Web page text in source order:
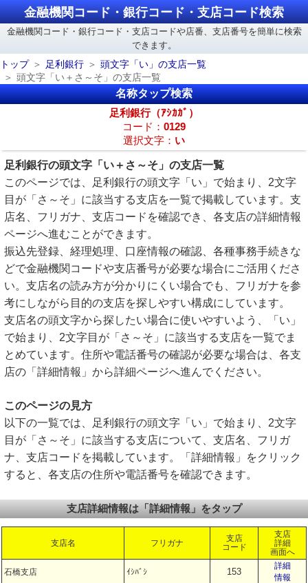
金融機関コード・銀行コード・支店コード検索
金融機関コード・銀行コード・支店コードや店番、支店番号を簡単に検索
できます。
トップ
足利銀行
頭文字「い」の支店一覧
頭文字「い＋さ～そ」の支店一覧
名称タップ検索
足利銀行（ｱｼｶｶﾞ）
コード： 0129
選択文字： い
足利銀行の頭文字「い＋さ～そ」の支店一覧
このページでは、足利銀行の頭文字「い」で始まり、2文字
目が「さ～そ」に該当する支店を一覧で掲載しています。支
店名、フリガナ、支店コードを確認でき、各支店の詳細情報
ページへ進むことができます。
振込先登録、経理処理、口座情報の確認、各種事務手続きな
どで金融機関コードや支店番号が必要な場合にご活用くださ
い。支店名の読み方が分かりにくい場合でも、フリガナを参
考にしながら目的の支店を探しやすい構成にしています。
支店名の頭文字から探したい場合に使いやすいよう、「い」
で始まり、2文字目が「さ～そ」に該当する支店を一覧でま
とめています。住所や電話番号の確認が必要な場合は、各支
店の「詳細情報」から詳細ページへ進んでください。
このページの見方
以下の一覧では、足利銀行の頭文字「い」で始まり、2文字
目が「さ～そ」に該当する支店について、支店名、フリガ
ナ、支店コードを掲載しています。「詳細情報」をクリック
すると、各支店の住所や電話番号を確認できます。
支店詳細情報は「詳細情報」をタップ
支店名 フリガナ
支店
コード
支店
詳細
画面へ
石橋支店 ｲｼﾊﾞｼ 153
詳細
情報